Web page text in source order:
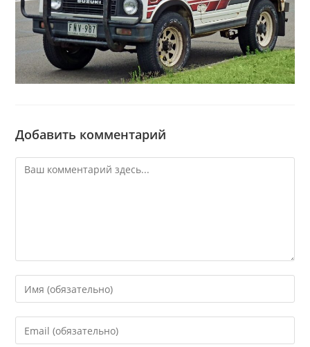
Добавить комментарий
Комментарий
Введите
свое
имя
или
Введите
свой